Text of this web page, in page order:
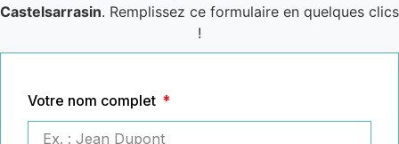
Castelsarrasin. Remplissez ce formulaire en quelques clics
!
Votre nom complet